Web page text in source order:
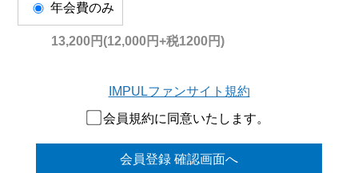
年会費のみ
13,200円(12,000円+税1200円)
IMPULファンサイト規約
会員規約に同意いたします。